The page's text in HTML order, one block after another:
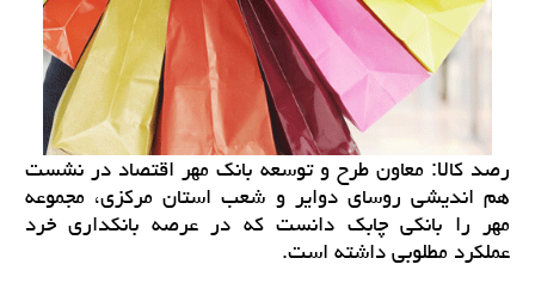
رصد كالا: معاون طرح و توسعه بانك مهر اقتصاد در نشست
هم اندیشی روسای دوایر و شعب استان مركزی، مجموعه
مهر را بانكی چابك دانست كه در عرصه بانكداری خرد
عملكرد مطلوبی داشته است.